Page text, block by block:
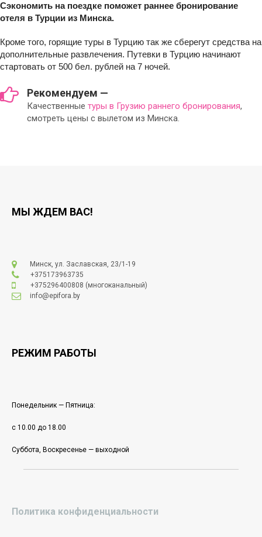
Сэкономить на поездке поможет раннее бронирование
отеля в Турции из Минска.
Кроме того, горящие туры в Турцию так же сберегут средства на
дополнительные развлечения. Путевки в Турцию начинают
стартовать от 500 бел. рублей на 7 ночей.
Рекомендуем —
Качественные туры в Грузию раннего бронирования,
смотреть цены с вылетом из Минска.
МЫ ЖДЕМ ВАС!
Минск, ул. Заславская, 23/1-19
+375173963735
+375296400808 (многоканальный)
info@epifora.by
РЕЖИМ РАБОТЫ
Понедельник — Пятница:
с 10.00 до 18.00
Суббота, Воскресенье — выходной
Политика конфиденциальности